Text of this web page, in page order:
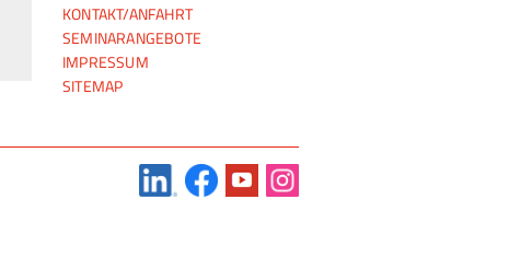
NAVIGATION
ÜBERSPRINGEN
KONTAKT/ANFAHRT
SEMINARANGEBOTE
IMPRESSUM
SITEMAP